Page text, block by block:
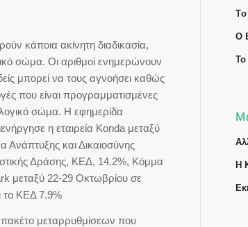
κάποια ακίνητη διαδικασία,
σώμα. Οι αριθμοί ενημερώνουν
μπορεί να τους αγνοήσει καθώς
που είναι προγραμματισμένες
σώμα. Η εφημερίδα
η εταιρεία Konda μεταξύ
Ανάπτυξης και Δικαιοσύνης
Δράσης, ΚΕΔ, 14.2%, Κόμμα
μεταξύ 22-29 Οκτωβρίου σε
το ΚΕΔ 7.9%
πακέτο μεταρρυθμίσεων που
Tο
Ο
Το
Η